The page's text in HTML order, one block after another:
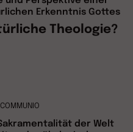
Erkenntnis Gottes
Theologie?
COMMUNIO
der Welt